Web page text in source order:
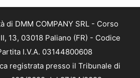
di DMM COMPANY SRL - Corso
13, 03018 Paliano (FR) - Codice
I.V.A. 03144800608
registrata presso il Tribunale di